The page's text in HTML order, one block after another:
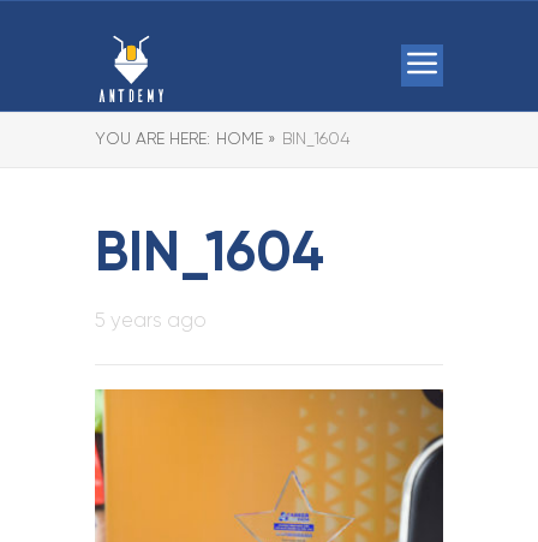
YOU ARE HERE: HOME » BIN_1604
BIN_1604
5 years ago